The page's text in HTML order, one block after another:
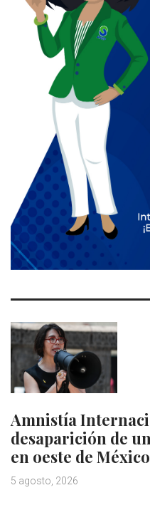
Amnistía
desaparición de
en oeste de México
5 agosto, 2026